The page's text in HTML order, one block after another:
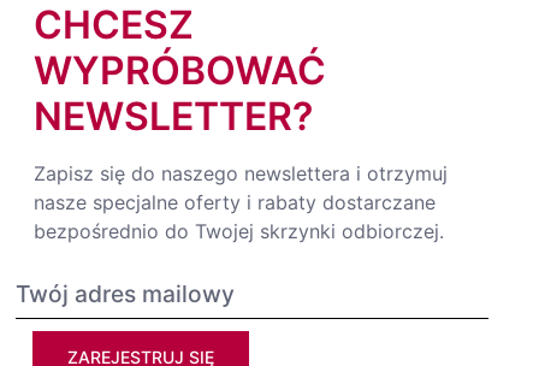
CHCESZ
WYPRÓBOWAĆ
NEWSLETTER?
Zapisz się do naszego newslettera i otrzymuj
nasze specjalne oferty i rabaty dostarczane
bezpośrednio do Twojej skrzynki odbiorczej.
ZAREJESTRUJ SIĘ